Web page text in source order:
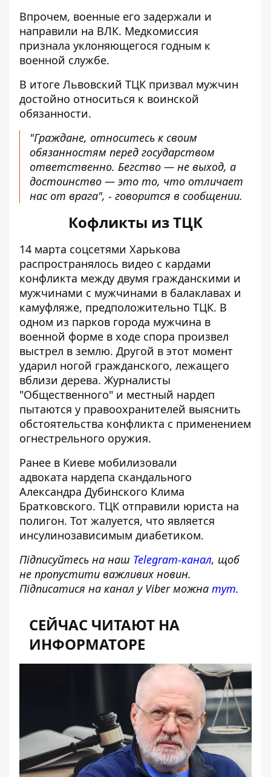
Впрочем, военные его задержали и
направили на ВЛК. Медкомиссия
признала уклоняющегося годным к
военной службе.
В итоге Львовский ТЦК призвал мужчин
достойно относиться к воинской
обязанности.
"Граждане, относитесь к своим
обязанностям перед государством
ответственно. Бегство — не выход, а
достоинство — это то, что отличает
нас от врага", - говорится в сообщении.
Кофликты из ТЦК
14 марта соцсетями Харькова
распространялось видео с кардами
конфликта между двумя гражданскими и
мужчинами с мужчинами в балаклавах и
камуфляже, предположительно ТЦК. В
одном из парков города мужчина в
военной форме в ходе спора произвел
выстрел в землю. Другой в этот момент
ударил ногой гражданского, лежащего
вблизи дерева. Журналисты
"Общественного" и местный нардеп
пытаются у правоохранителей выяснить
обстоятельства конфликта с применением
огнестрельного оружия.
Ранее в Киеве мобилизовали
адвоката нардепа скандального
Александра Дубинского Клима
Братковского. ТЦК отправили юриста на
полигон. Тот жалуется, что является
инсулинозависимым диабетиком.
Підписуйтесь на наш Telegram-канал, щоб
не пропустити важливих новин.
Підписатися на канал у Viber можна тут.
СЕЙЧАС ЧИТАЮТ НА
ИНФОРМАТОРЕ